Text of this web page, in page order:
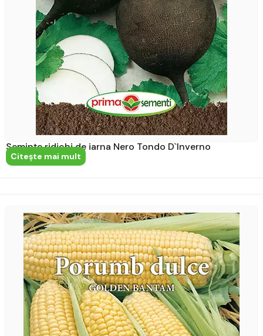
Semințe ridichi de iarna Nero Tondo D`Inverno
Citeşte mai mult